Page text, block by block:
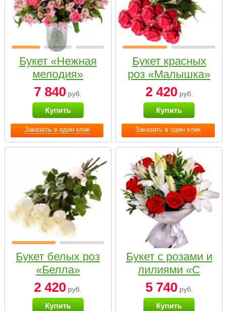
Заказать в один клик
Букет «Нежная
мелодия»
7 840 руб.
Купить
Заказать в один клик
Букет красных
роз «Малышка»
2 420руб.
Купить
Букет белых роз
«Белла»
2 420 руб.
Купить
Букет с розами и
лилиями «С
наилучшими
пожеланиями»
5 740руб.
Купить